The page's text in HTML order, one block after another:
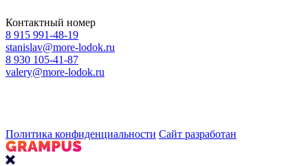
Контактный номер
8 915 991-48-19
stanislav@more-lodok.ru
8 930 105-41-87
valery@more-lodok.ru
Политика конфиденциальности Сайт разработан